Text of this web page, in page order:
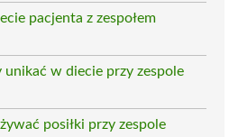
pacjenta z zespołem
unikać w diecie przy zespole
posiłki przy zespole